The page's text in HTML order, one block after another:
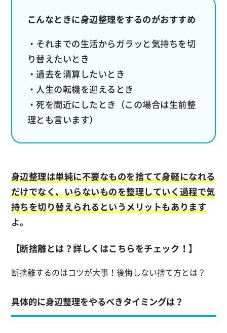
こんなときに身辺整理をするのがおすすめ
・それまでの生活からガラッと気持ちを切
り替えたいとき
・過去を清算したいとき
・人生の転機を迎えるとき
・死を間近にしたとき（この場合は生前整
理とも言います）
身辺整理は単純に不要なものを捨てて身軽になれる
だけでなく、いらないものを整理していく過程で気
持ちを切り替えられるというメリットもあります
よ。
【断捨離とは？詳しくはこちらをチェック！】
断捨離するのはコツが大事！後悔しない捨て方とは？
具体的に身辺整理をやるべきタイミングは？